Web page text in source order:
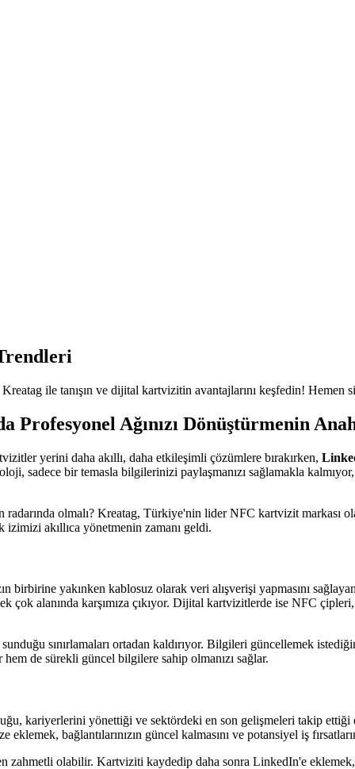
ile tanışın ve dijital kartvizitin avantajlarını keşfedin! Hemen
Ağınızı Dönüştürmenin
yerini daha akıllı, daha etkileşimli çözümlere bırakırken,
sadece bir temasla bilgilerinizi paylaşmanızı sağlamakla
olmalı? Kreatag, Türkiye'nin lider NFC kartvizit markası
akıllıca yönetmenin zamanı geldi.
yakınken kablosuz olarak veri alışverişi yapmasını
çok alanında karşımıza çıkıyor. Dijital kartvizitlerde ise NFC
sınırlamaları ortadan kaldırıyor. Bilgileri güncellemek
de sürekli güncel bilgilere sahip olmanızı sağlar.
kariyerlerini yönettiği ve sektördeki en son gelişmeleri takip ettiği
bağlantılarınızın güncel kalmasını ve potansiyel iş
olabilir. Kartviziti kaydedip daha sonra LinkedIn'e